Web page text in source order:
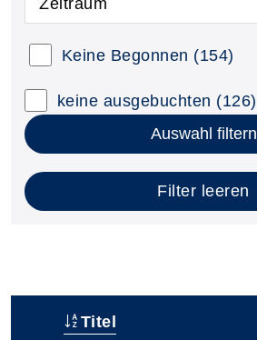
Keine Begonnen (154)
keine ausgebuchten (126)
Auswahl filtern
Filter leeren
Titel